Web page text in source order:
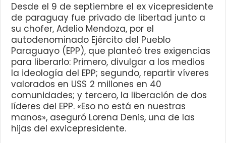
Desde el 9 de septiembre el ex vicepresidente
de paraguay fue privado de libertad junto a
su chofer, Adelio Mendoza, por el
autodenominado Ejército del Pueblo
Paraguayo (EPP), que planteó tres exigencias
para liberarlo: Primero, divulgar a los medios
la ideología del EPP; segundo, repartir víveres
valorados en US$ 2 millones en 40
comunidades; y tercero, la liberación de dos
líderes del EPP. «Eso no está en nuestras
manos», aseguró Lorena Denis, una de las
hijas del exvicepresidente.